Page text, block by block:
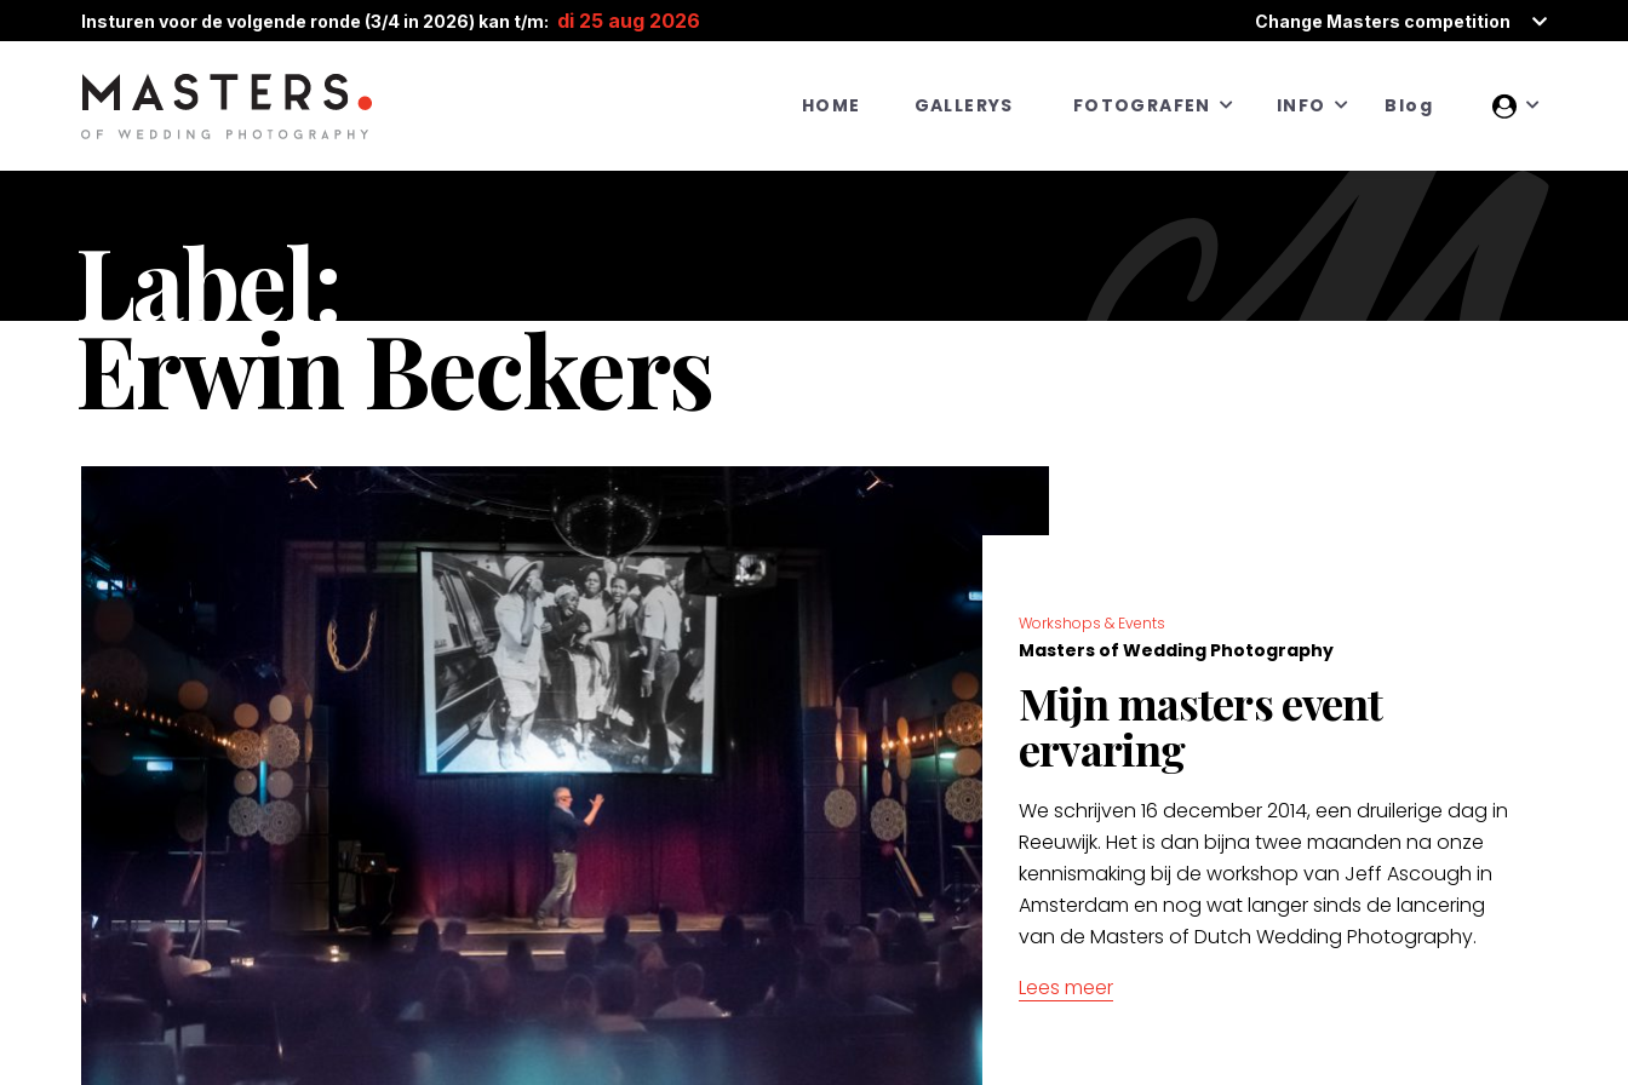
Insturen voor de volgende ronde (3/4 in 2026) kan t/m: di 25 aug 2026 Change Masters competition
HOME GALLERYS FOTOGRAFEN INFO Blog
Label:
Erwin Beckers
Workshops & Events
Masters of Wedding Photography
Mijn masters event
ervaring
We schrijven 16 december 2014, een druilerige dag in
Reeuwijk. Het is dan bijna twee maanden na onze
kennismaking bij de workshop van Jeff Ascough in
Amsterdam en nog wat langer sinds de lancering
van de Masters of Dutch Wedding Photography.
Lees meer